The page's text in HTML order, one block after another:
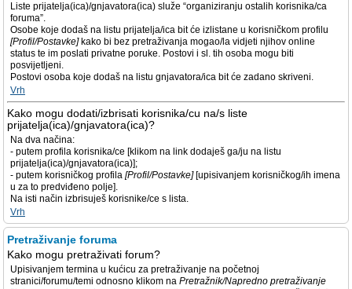
Liste prijatelja(ica)/gnjavatora(ica) služe “organiziranju ostalih korisnika/ca
foruma”.
Osobe koje dodaš na listu prijatelja/ica bit će izlistane u korisničkom profilu
[Profil/Postavke]kako bi bez pretraživanja mogao/la vidjeti njihov online
status te im poslati privatne poruke. Postovi i sl. tih osoba mogu biti
posvijetljeni.
Postovi osoba koje dodaš na listu gnjavatora/ica bit će zadano skriveni.
Vrh
Kako mogu dodati/izbrisati korisnika/cu na/s liste
prijatelja(ica)/gnjavatora(ica)?
Na dva načina:
- putem profila korisnika/ce [klikom na link dodaješ ga/ju na listu
prijatelja(ica)/gnjavatora(ica)];
- putem korisničkog profila [Profil/Postavke][upisivanjem korisničkog/ih imena
u za to predviđeno polje].
Na isti način izbrisuješ korisnike/ce s lista.
Vrh
Pretraživanje foruma
Kako mogu pretraživati forum?
Upisivanjem termina u kućicu za pretraživanje na početnoj
stranici/forumu/temi odnosno klikom na Pretražnik/Napredno pretraživanje